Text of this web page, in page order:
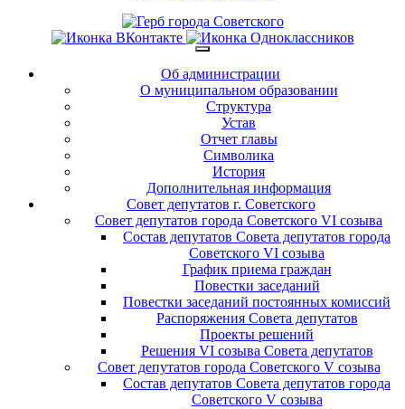
Об администрации
О муниципальном образовании
Структура
Устав
Отчет главы
Символика
История
Дополнительная информация
Совет депутатов г. Советского
Совет депутатов города Советского VI созыва
Состав депутатов Совета депутатов города
Советского VI созыва
График приема граждан
Повестки заседаний
Повестки заседаний постоянных комиссий
Распоряжения Совета депутатов
Проекты решений
Решения VI созыва Совета депутатов
Совет депутатов города Советского V созыва
Состав депутатов Совета депутатов города
Советского V созыва